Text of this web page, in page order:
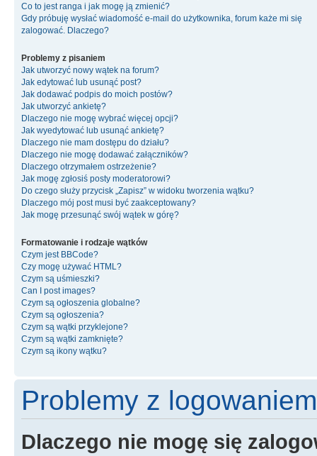
Co to jest ranga i jak mogę ją zmienić?
Gdy próbuję wysłać wiadomość e-mail do użytkownika, forum każe mi się
zalogować. Dlaczego?
Problemy z pisaniem
Jak utworzyć nowy wątek na forum?
Jak edytować lub usunąć post?
Jak dodawać podpis do moich postów?
Jak utworzyć ankietę?
Dlaczego nie mogę wybrać więcej opcji?
Jak wyedytować lub usunąć ankietę?
Dlaczego nie mam dostępu do działu?
Dlaczego nie mogę dodawać załączników?
Dlaczego otrzymałem ostrzeżenie?
Jak mogę zgłosiś posty moderatorowi?
Do czego służy przycisk „Zapisz” w widoku tworzenia wątku?
Dlaczego mój post musi być zaakceptowany?
Jak mogę przesunąć swój wątek w górę?
Formatowanie i rodzaje wątków
Czym jest BBCode?
Czy mogę używać HTML?
Czym są uśmieszki?
Can I post images?
Czym są ogłoszenia globalne?
Czym są ogłoszenia?
Czym są wątki przyklejone?
Czym są wątki zamknięte?
Czym są ikony wątku?
Problemy z
Dlaczego nie mogę się